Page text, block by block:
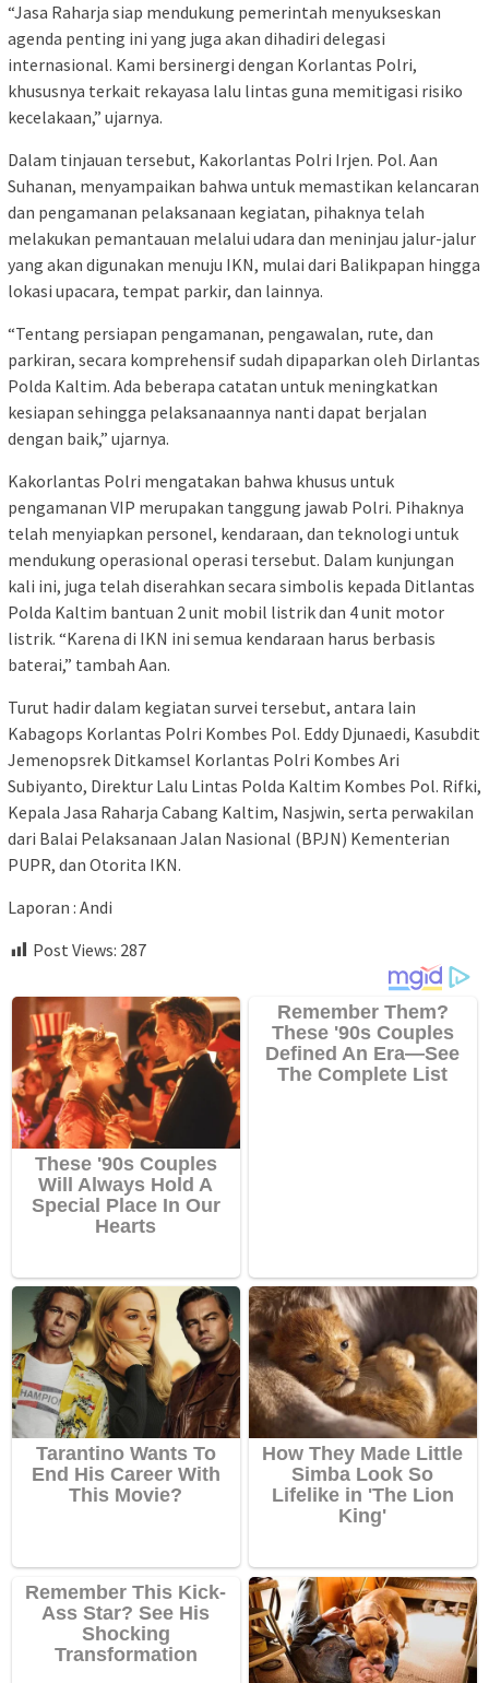
“Jasa Raharja siap mendukung pemerintah menyukseskan
agenda penting ini yang juga akan dihadiri delegasi
internasional. Kami bersinergi dengan Korlantas Polri,
khususnya terkait rekayasa lalu lintas guna memitigasi risiko
kecelakaan,” ujarnya.
Dalam tinjauan tersebut, Kakorlantas Polri Irjen. Pol. Aan
Suhanan, menyampaikan bahwa untuk memastikan kelancaran
dan pengamanan pelaksanaan kegiatan, pihaknya telah
melakukan pemantauan melalui udara dan meninjau jalur-jalur
yang akan digunakan menuju IKN, mulai dari Balikpapan hingga
lokasi upacara, tempat parkir, dan lainnya.
“Tentang persiapan pengamanan, pengawalan, rute, dan
parkiran, secara komprehensif sudah dipaparkan oleh Dirlantas
Polda Kaltim. Ada beberapa catatan untuk meningkatkan
kesiapan sehingga pelaksanaannya nanti dapat berjalan
dengan baik,” ujarnya.
Kakorlantas Polri mengatakan bahwa khusus untuk
pengamanan VIP merupakan tanggung jawab Polri. Pihaknya
telah menyiapkan personel, kendaraan, dan teknologi untuk
mendukung operasional operasi tersebut. Dalam kunjungan
kali ini, juga telah diserahkan secara simbolis kepada Ditlantas
Polda Kaltim bantuan 2 unit mobil listrik dan 4 unit motor
listrik. “Karena di IKN ini semua kendaraan harus berbasis
baterai,” tambah Aan.
Turut hadir dalam kegiatan survei tersebut, antara lain
Kabagops Korlantas Polri Kombes Pol. Eddy Djunaedi, Kasubdit
Jemenopsrek Ditkamsel Korlantas Polri Kombes Ari
Subiyanto, Direktur Lalu Lintas Polda Kaltim Kombes Pol. Rifki,
Kepala Jasa Raharja Cabang Kaltim, Nasjwin, serta perwakilan
dari Balai Pelaksanaan Jalan Nasional (BPJN) Kementerian
PUPR, dan Otorita IKN.
Laporan : Andi
Post Views: 287